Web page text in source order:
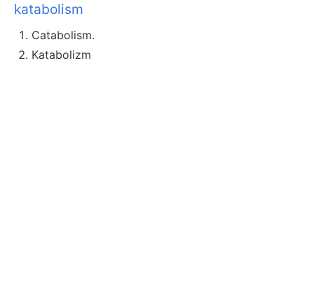
katabolism
Catabolism.
Katabolizm